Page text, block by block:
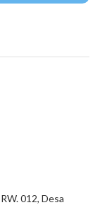
012, Desa